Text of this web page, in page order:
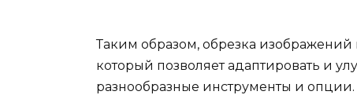
Таким образом, обрезка изображений
который позволяет адаптировать и
разнообразные инструменты и